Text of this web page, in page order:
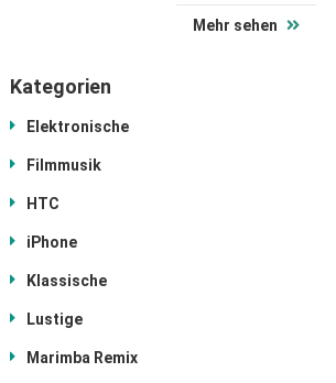
Mehr sehen
Kategorien
Elektronische
Filmmusik
HTC
iPhone
Klassische
Lustige
Marimba Remix